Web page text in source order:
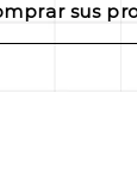
sus
y de